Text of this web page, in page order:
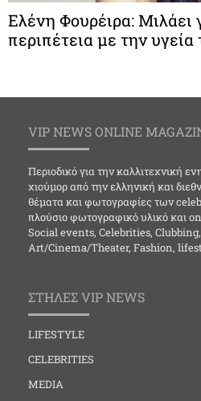
Ελένη Φουρέιρα: Μιλάει
περιπέτεια με την υγεία
VIP NEWS ONLINE
Περιοδικό για την καλλιτεχνική
χιούμορ από την ελληνική και
θέματα και φωτογραφίες των
πλούσιο φωτογραφικό υλικό και
Social events, Celebrities,
Art/Cinema/Theater, Fashion,
ΣΤΗΛΕΣ VIP NEWS
LIFESTYLE
CELEBRITIES
MEDIA